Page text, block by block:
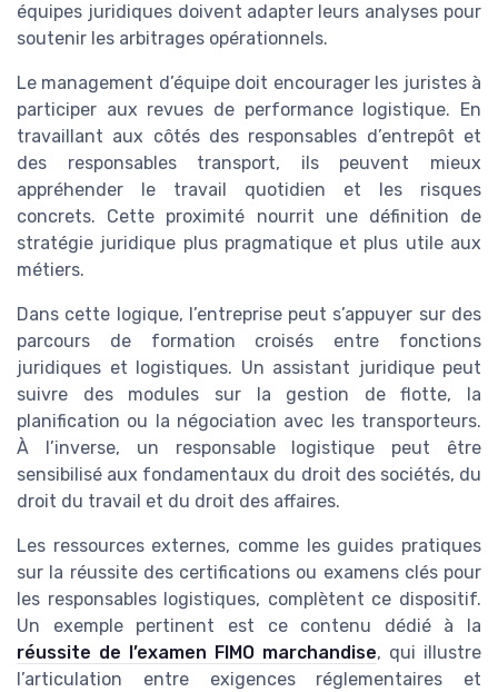
équipes juridiques doivent adapter leurs analyses pour
soutenir les arbitrages opérationnels.
Le management d’équipe doit encourager les juristes à
participer aux revues de performance logistique. En
travaillant aux côtés des responsables d’entrepôt et
des responsables transport, ils peuvent mieux
appréhender le travail quotidien et les risques
concrets. Cette proximité nourrit une définition de
stratégie juridique plus pragmatique et plus utile aux
métiers.
Dans cette logique, l’entreprise peut s’appuyer sur des
parcours de formation croisés entre fonctions
juridiques et logistiques. Un assistant juridique peut
suivre des modules sur la gestion de flotte, la
planification ou la négociation avec les transporteurs.
À l’inverse, un responsable logistique peut être
sensibilisé aux fondamentaux du droit des sociétés, du
droit du travail et du droit des affaires.
Les ressources externes, comme les guides pratiques
sur la réussite des certifications ou examens clés pour
les responsables logistiques, complètent ce dispositif.
Un exemple pertinent est ce contenu dédié à la
réussite de l’examen FIMO marchandise, qui illustre
l’articulation entre exigences réglementaires et